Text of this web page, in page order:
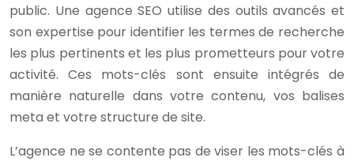
public. Une agence SEO utilise des outils avancés et
son expertise pour identifier les termes de recherche
les plus pertinents et les plus prometteurs pour votre
activité. Ces mots-clés sont ensuite intégrés de
manière naturelle dans votre contenu, vos balises
meta et votre structure de site.
L’agence ne se contente pas de viser les mots-clés à